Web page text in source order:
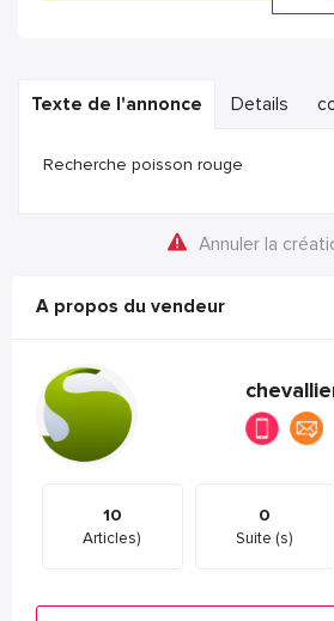
Texte de l'annonce Details
Recherche poisson rouge
Annuler la
A propos du vendeur
10
Articles)
0
Suite (s)